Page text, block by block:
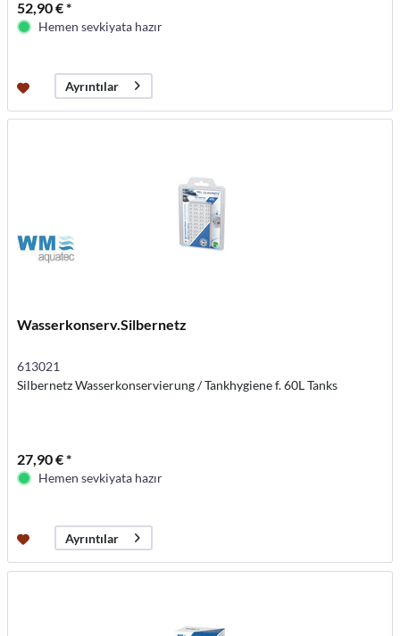
52,90 € *
Hemen sevkiyata hazır
Ayrıntılar
Wasserkonserv.Silbernetz
613021
Silbernetz Wasserkonservierung / Tankhygiene f. 60L Tanks
27,90 € *
Hemen sevkiyata hazır
Ayrıntılar